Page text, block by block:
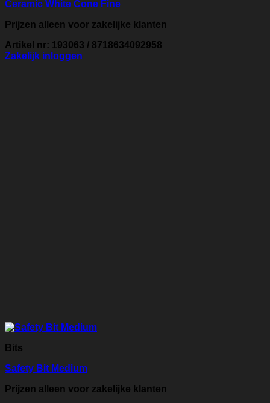
Ceramic White Cone Fine
Prijzen alleen voor zakelijke klanten
Artikel nr: 193063 / 8718634092958
Zakelijk inloggen
Bits
Safety Bit Medium
Prijzen alleen voor zakelijke klanten